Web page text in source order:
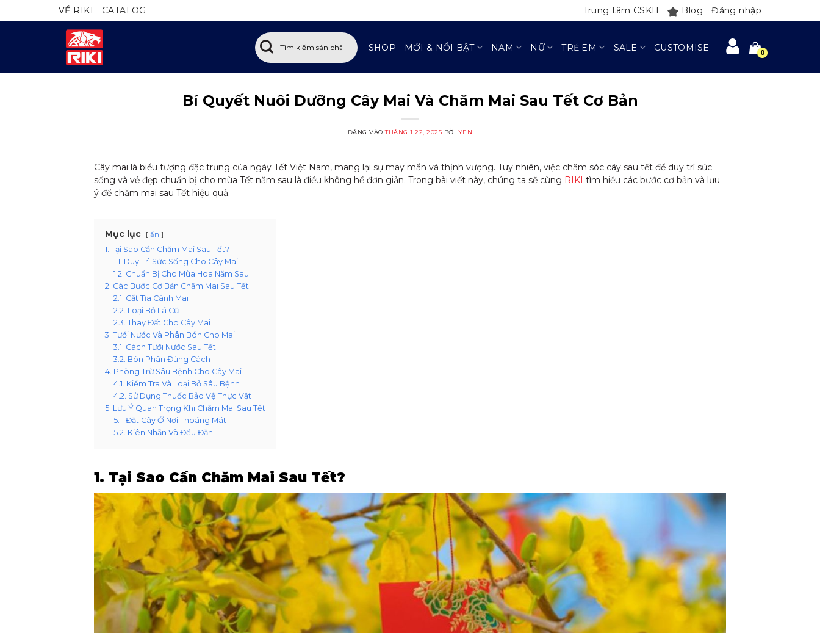
VỀ RIKI CATALOG Trung tâm CSKH Blog Đăng nhập
Tìm
kiếm:
SHOP MỚI & NỔI BẬT NAM NỮ TRẺ EM SALE CUSTOMISE
Bí Quyết Nuôi Dưỡng Cây Mai Và Chăm Mai Sau Tết Cơ Bản
ĐĂNG VÀOTHÁNG 1 22, 2025 BỞI YEN
Cây mai là biểu tượng đặc trưng của ngày Tết Việt Nam, mang lại sự may mắn và thịnh vượng. Tuy nhiên, việc chăm sóc cây sau tết để duy trì sức
sống và vẻ đẹp chuẩn bị cho mùa Tết năm sau là điều không hề đơn giản. Trong bài viết này, chúng ta sẽ cùng RIKI tìm hiểu các bước cơ bản và lưu
ý để chăm mai sau Tết hiệu quả.
Mục lục ẩn
1. Tại Sao Cần Chăm Mai Sau Tết?
1.1. Duy Trì Sức Sống Cho Cây Mai
1.2. Chuẩn Bị Cho Mùa Hoa Năm Sau
2. Các Bước Cơ Bản Chăm Mai Sau Tết
2.1. Cắt Tỉa Cành Mai
2.2. Loại Bỏ Lá Cũ
2.3. Thay Đất Cho Cây Mai
3. Tưới Nước Và Phân Bón Cho Mai
3.1. Cách Tưới Nước Sau Tết
3.2. Bón Phân Đúng Cách
4. Phòng Trừ Sâu Bệnh Cho Cây Mai
4.1. Kiểm Tra Và Loại Bỏ Sâu Bệnh
4.2. Sử Dụng Thuốc Bảo Vệ Thực Vật
5. Lưu Ý Quan Trọng Khi Chăm Mai Sau Tết
5.1. Đặt Cây Ở Nơi Thoáng Mát
5.2. Kiên Nhẫn Và Đều Đặn
1. Tại Sao Cần Chăm Mai Sau Tết?